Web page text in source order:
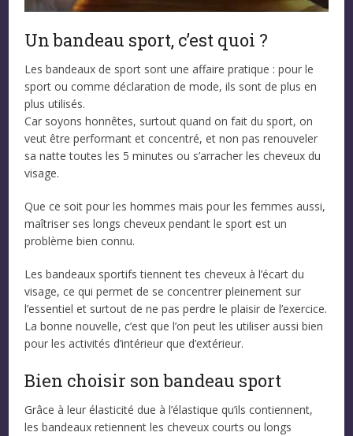
Un bandeau sport, c’est quoi ?
Les bandeaux de sport sont une affaire pratique : pour le
sport ou comme déclaration de mode, ils sont de plus en
plus utilisés.
Car soyons honnêtes, surtout quand on fait du sport, on
veut être performant et concentré, et non pas renouveler
sa natte toutes les 5 minutes ou s’arracher les cheveux du
visage.
Que ce soit pour les hommes mais pour les femmes aussi,
maîtriser ses longs cheveux pendant le sport est un
problème bien connu.
Les bandeaux sportifs tiennent tes cheveux à l’écart du
visage, ce qui permet de se concentrer pleinement sur
l’essentiel et surtout de ne pas perdre le plaisir de l’exercice.
La bonne nouvelle, c’est que l’on peut les utiliser aussi bien
pour les activités d’intérieur que d’extérieur.
Bien choisir son bandeau sport
Grâce à leur élasticité due à l’élastique qu’ils contiennent,
les bandeaux retiennent les cheveux courts ou longs